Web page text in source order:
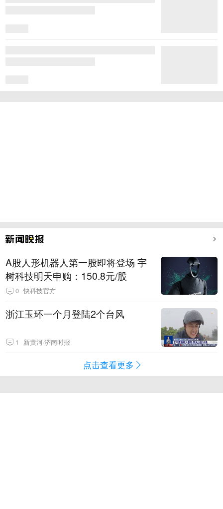
A股人形机器人第一股即将登场 宇
树科技明天申购：150.8元/股
0 快科技官方
浙江玉环一个月登陆2个台风
1 新黄河·济南时报
点击查看更多